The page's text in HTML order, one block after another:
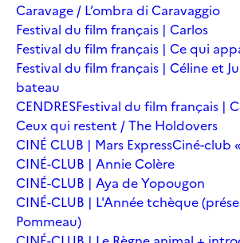
Caravage / L’ombra di Caravaggio
Festival du film français | Carlos
Festival du film français | Ce qui
Festival du film français | Céline et
bateau
CENDRESFestival du film français |
Ceux qui restent / The Holdovers
CINÉ CLUB | Mars ExpressCiné-club
CINÉ-CLUB | Annie Colère
CINÉ-CLUB | Aya de Yopougon
CINÉ-CLUB | L'Année tchèque
Pommeau)